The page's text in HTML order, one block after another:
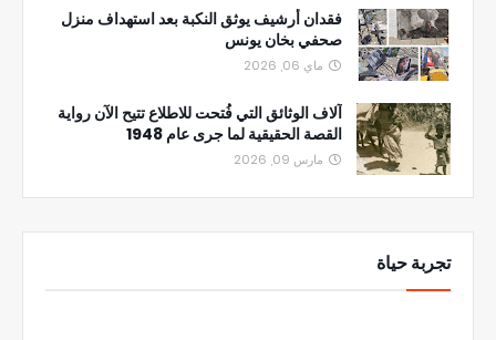
فقدان أرشيف يوثق النكبة بعد استهداف منزل
صحفي بخان يونس
ماي 06, 2026
آلاف الوثائق التي فُتحت للاطلاع تتيح الآن رواية
القصة الحقيقية لما جرى عام 1948
مارس 09, 2026
تجربة حياة